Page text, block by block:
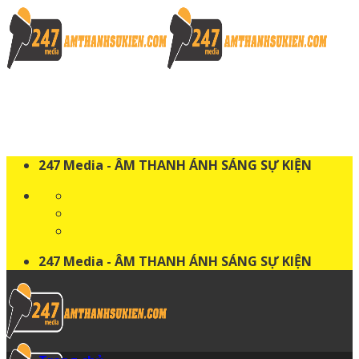
Skip
to
content
247 Media - ÂM THANH ÁNH SÁNG SỰ KIỆN
247 Media - ÂM THANH ÁNH SÁNG SỰ KIỆN